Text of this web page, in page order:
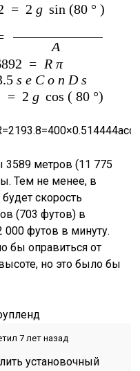
= 2g sin (80 ° )
0.514444
A
c
= R π
s e Co n Ds
= 2g cos ( 80 °)
=2193.8=400×0.514444acd
метров (11 775
Тем не менее, в
скорость
(703 футов) в
000 футов в минуту.
бы оправиться от
но это было бы
7 лет назад
установочный